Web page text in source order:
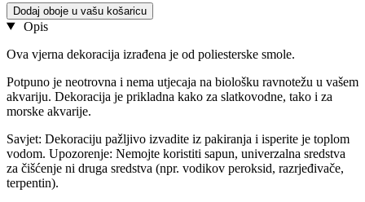
Dodaj oboje u vašu košaricu
Opis
Ova vjerna dekoracija izrađena je od poliesterske smole.
Potpuno je neotrovna i nema utjecaja na biološku ravnotežu u vašem
akvariju. Dekoracija je prikladna kako za slatkovodne, tako i za
morske akvarije.
Savjet: Dekoraciju pažljivo izvadite iz pakiranja i isperite je toplom
vodom. Upozorenje: Nemojte koristiti sapun, univerzalna sredstva
za čišćenje ni druga sredstva (npr. vodikov peroksid, razrjeđivače,
terpentin).